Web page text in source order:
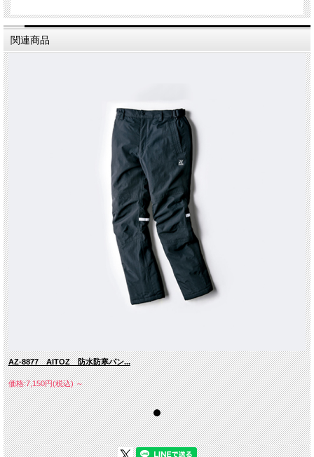
関連商品
AZ-8877 AITOZ 防水防寒パン...
価格:7,150円(税込)～